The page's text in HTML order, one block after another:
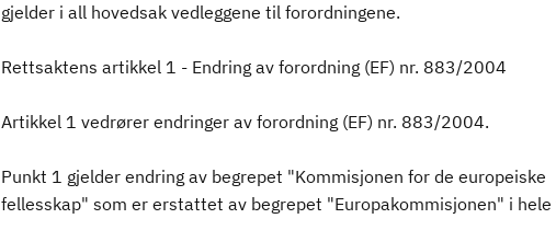
gjelder i all hovedsak vedleggene til forordningene.
Rettsaktens artikkel 1 - Endring av forordning (EF) nr. 883/2004
Artikkel 1 vedrører endringer av forordning (EF) nr. 883/2004.
Punkt 1 gjelder endring av begrepet "Kommisjonen for de europeiske
fellesskap" som er erstattet av begrepet "Europakommisjonen" i